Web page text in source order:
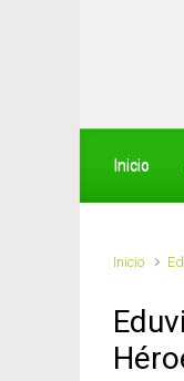
Inicio
Inicio